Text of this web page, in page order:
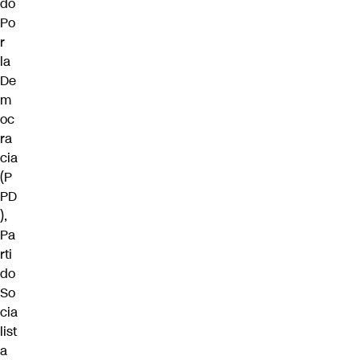
Po
r
la
De
m
oc
ra
cia
(P
PD
),
Pa
rti
do
So
cia
list
a